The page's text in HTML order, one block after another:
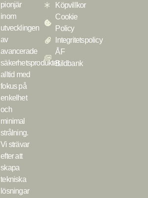
pionjär
inom
utvecklingen
av
avancerade
säkerhetsprodukter,
alltid med
fokus på
enkelhet
och
minimal
strålning.
Vi strävar
efter att
skapa
tekniska
lösningar
Köpvillkor
Cookie
Policy
Integritetspolicy
ÅF
Bildbank